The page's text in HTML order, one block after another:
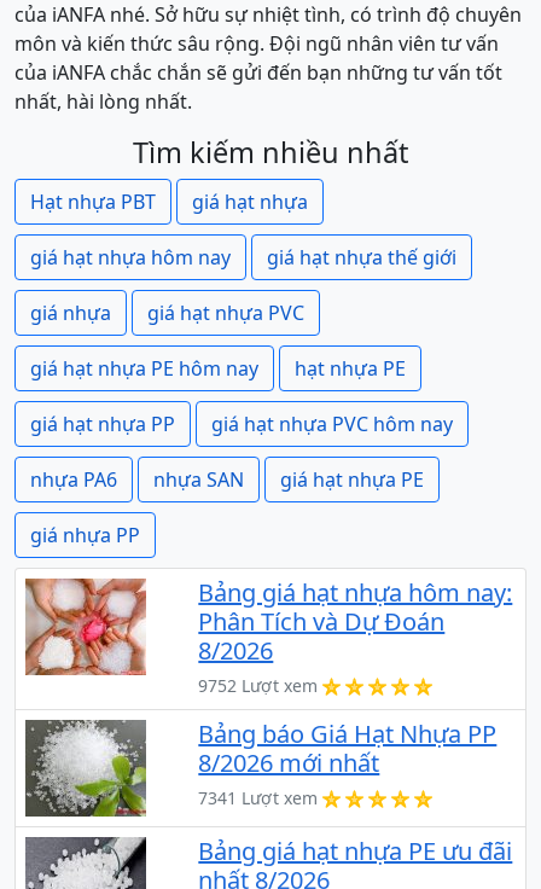
của iANFA nhé. Sở hữu sự nhiệt tình, có trình độ chuyên
môn và kiến thức sâu rộng. Đội ngũ nhân viên tư vấn
của iANFA chắc chắn sẽ gửi đến bạn những tư vấn tốt
nhất, hài lòng nhất.
Tìm kiếm nhiều nhất
Hạt nhựa PBT giá hạt nhựa
giá hạt nhựa hôm nay giá hạt nhựa thế giới
giá nhựa giá hạt nhựa PVC
giá hạt nhựa PE hôm nay hạt nhựa PE
giá hạt nhựa PP giá hạt nhựa PVC hôm nay
nhựa PA6 nhựa SAN giá hạt nhựa PE
giá nhựa PP
Bảng giá hạt nhựa hôm nay:
Phân Tích và Dự Đoán
8/2026
9752 Lượt xem
Bảng báo Giá Hạt Nhựa PP
8/2026 mới nhất
7341 Lượt xem
Bảng giá hạt nhựa PE ưu đãi
nhất 8/2026